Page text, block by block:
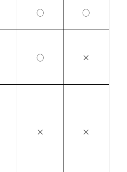
○ ○
○ ×
× ×